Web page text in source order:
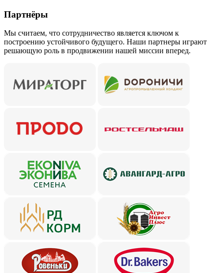
Партнёры
Мы считаем, что сотрудничество является ключом к
построению устойчивого будущего. Наши партнеры играют
решающую роль в продвижении нашей миссии вперед.